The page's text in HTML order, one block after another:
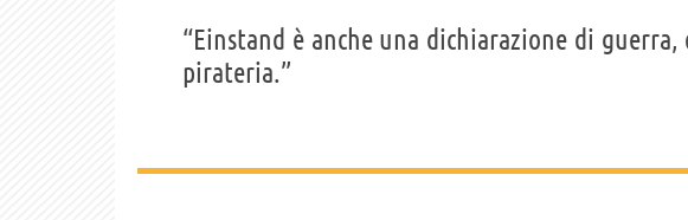
“Einstand è anche una dichiarazione di
pirateria.”